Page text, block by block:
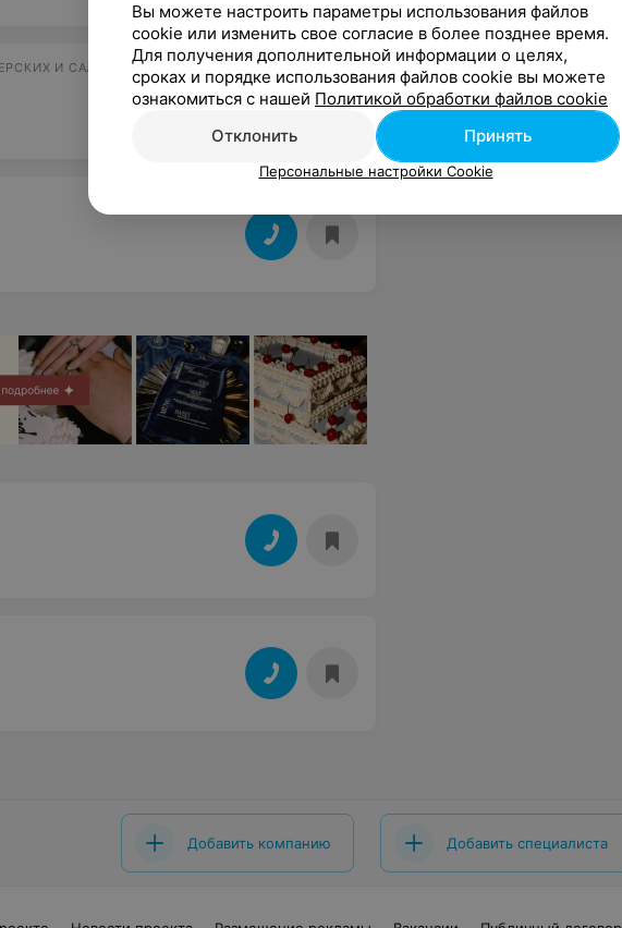
И САЛОНОВ КРАСОТЫ
Добавить компанию Добавить специалиста
Вы можете настроить параметры использования файлов
cookie или изменить свое согласие в более позднее время.
Для получения дополнительной информации о целях,
сроках и порядке использования файлов cookie вы можете
ознакомиться с нашей Политикой обработки файлов cookie
Отклонить
Принять
Персональные настройки Cookie